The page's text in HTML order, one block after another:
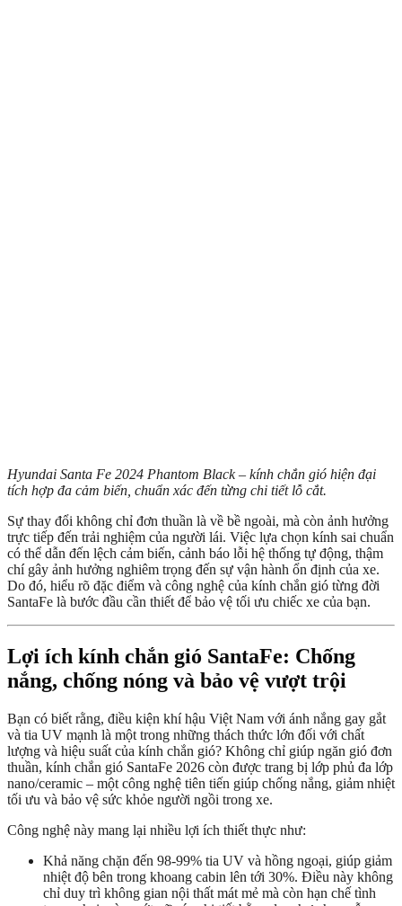
Hyundai Santa Fe 2024 Phantom Black – kính chắn gió hiện đại
tích hợp đa cảm biến, chuẩn xác đến từng chi tiết lỗ cắt.
Sự thay đổi không chỉ đơn thuần là về bề ngoài, mà còn ảnh hưởng
trực tiếp đến trải nghiệm của người lái. Việc lựa chọn kính sai chuẩn
có thể dẫn đến lệch cảm biến, cảnh báo lỗi hệ thống tự động, thậm
chí gây ảnh hưởng nghiêm trọng đến sự vận hành ổn định của xe.
Do đó, hiểu rõ đặc điểm và công nghệ của kính chắn gió từng đời
SantaFe là bước đầu cần thiết để bảo vệ tối ưu chiếc xe của bạn.
Lợi ích kính chắn gió SantaFe: Chống
nắng, chống nóng và bảo vệ vượt trội
Bạn có biết rằng, điều kiện khí hậu Việt Nam với ánh nắng gay gắt
và tia UV mạnh là một trong những thách thức lớn đối với chất
lượng và hiệu suất của kính chắn gió? Không chỉ giúp ngăn gió đơn
thuần, kính chắn gió SantaFe 2026 còn được trang bị lớp phủ đa lớp
nano/ceramic – một công nghệ tiên tiến giúp chống nắng, giảm nhiệt
tối ưu và bảo vệ sức khỏe người ngồi trong xe.
Công nghệ này mang lại nhiều lợi ích thiết thực như:
Khả năng chặn đến 98-99% tia UV và hồng ngoại, giúp giảm
nhiệt độ bên trong khoang cabin lên tới 30%. Điều này không
chỉ duy trì không gian nội thất mát mẻ mà còn hạn chế tình